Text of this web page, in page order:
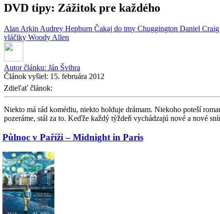
DVD tipy: Zážitok pre každého
Alan Arkin Audrey Hepburn Čakaj do tmy Chuggington Daniel Craig
vláčiky Woody Allen
Autor článku: Ján Švihra
Článok vyšiel: 15. februára 2012
Zdieľať článok:
Niekto má rád komédiu, niekto holduje drámam. Niekoho poteší
pozeráme, stál za to. Keďže každý týždeň vychádzajú nové a nové
Půlnoc v Paříži – Midnight in Paris